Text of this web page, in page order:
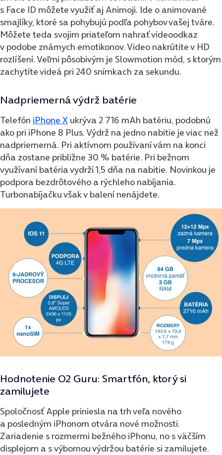
s Face ID môžete využiť aj Animoji. Ide o animované
smajlíky, ktoré sa pohybujú podľa pohybov vašej tváre.
Môžete teda svojim priateľom nahrať videoodkaz
v podobe známych emotikonov. Video nakrútite v HD
rozlíšení. Veľmi pôsobivým je Slowmotion mód, s ktorým
zachytíte videá pri 240 snímkach za sekundu.
Nadpriemerná výdrž batérie
Telefón iPhone X ukrýva 2 716 mAh batériu, podobnú
ako pri iPhone 8 Plus. Výdrž na jedno nabitie je viac než
nadpriemerná. Pri aktívnom používaní vám na konci
dňa zostane približne 30 % batérie. Pri bežnom
využívaní batéria vydrží 1,5 dňa na nabitie. Novinkou je
podpora bezdrôtového a rýchleho nabíjania.
Turbonabíjačku však v balení nenájdete.
Hodnotenie O2 Guru: Smartfón, ktorý si
zamilujete
Spoločnosť Apple priniesla na trh veľa nového
a posledným iPhonom otvára nové možnosti.
Zariadenie s rozmermi bežného iPhonu, no s väčším
displejom a s výbornou výdržou batérie si zamilujete.